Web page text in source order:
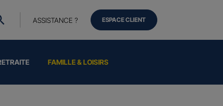
FAMILLE & LOISIRS
ASSISTANCE ? ESPACE CLIENT